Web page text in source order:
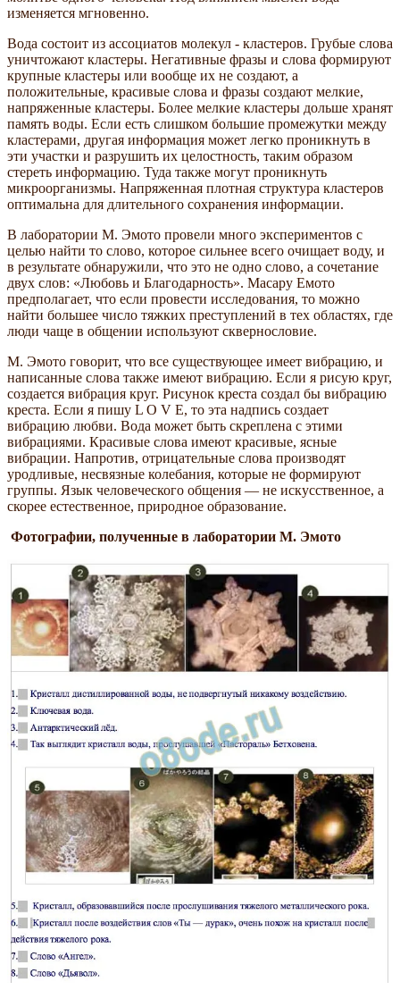
изменяется мгновенно.
Вода состоит из ассоциатов молекул - кластеров. Грубые слова
уничтожают кластеры. Негативные фразы и слова формируют
крупные кластеры или вообще их не создают, а
положительные, красивые слова и фразы создают мелкие,
напряженные кластеры. Более мелкие кластеры дольше хранят
память воды. Если есть слишком большие промежутки между
кластерами, другая информация может легко проникнуть в
эти участки и разрушить их целостность, таким образом
стереть информацию. Туда также могут проникнуть
микроорганизмы. Напряженная плотная структура кластеров
оптимальна для длительного сохранения информации.
В лаборатории М. Эмото провели много экспериментов с
целью найти то слово, которое сильнее всего очищает воду, и
в результате обнаружили, что это не одно слово, а сочетание
двух слов: «Любовь и Благодарность». Масару Емото
предполагает, что если провести исследования, то можно
найти большее число тяжких преступлений в тех областях, где
люди чаще в общении используют сквернословие.
М. Эмото говорит, что все существующее имеет вибрацию, и
написанные слова также имеют вибрацию. Если я рисую круг,
создается вибрация круг. Рисунок креста создал бы вибрацию
креста. Если я пишу L O V E, то эта надпись создает
вибрацию любви. Вода может быть скреплена с этими
вибрациями. Красивые слова имеют красивые, ясные
вибрации. Напротив, отрицательные слова производят
уродливые, несвязные колебания, которые не формируют
группы. Язык человеческого общения — не искусственное, а
скорее естественное, природное образование.
Фотографии, полученные в лаборатории М. Эмото